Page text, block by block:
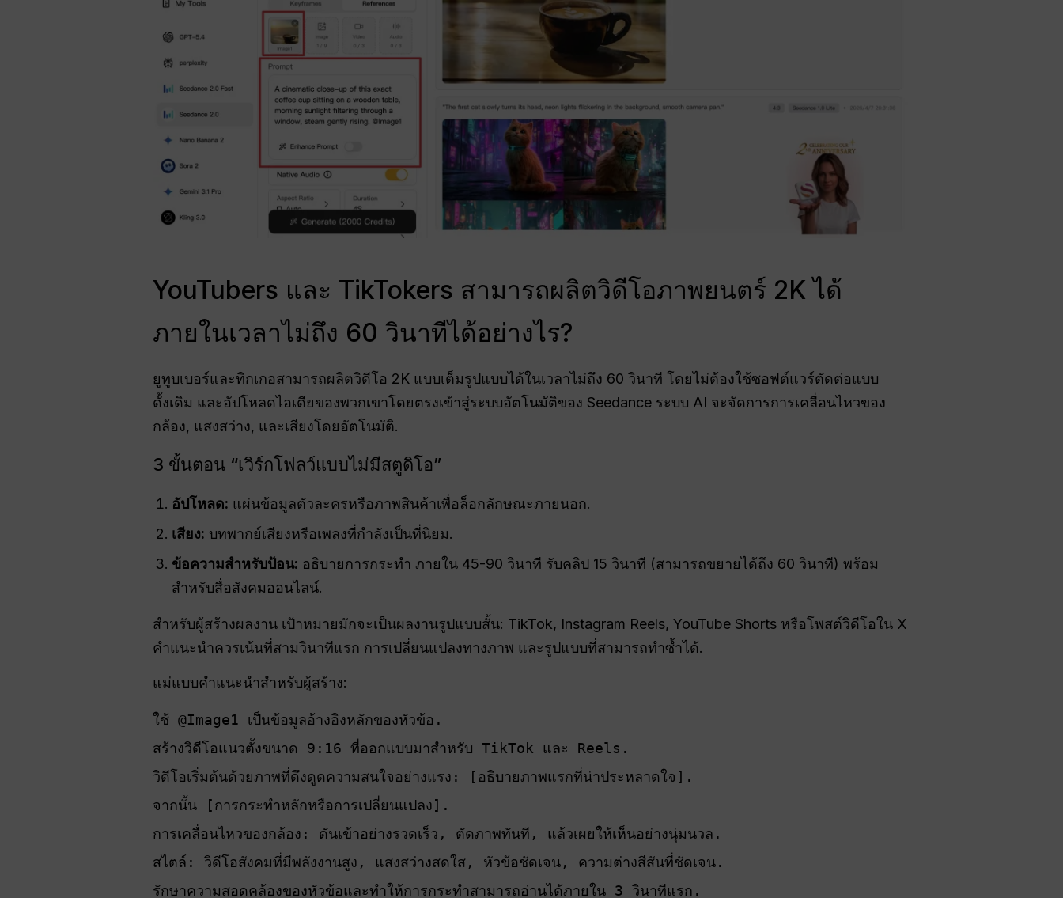
YouTubers และ TikTokers สามารถผลิตวิดีโอภาพยนตร์ 2K ได้
ภายในเวลาไม่ถึง 60 วินาทีได้อย่างไร?
ยูทูบเบอร์และทิกเกอสามารถผลิตวิดีโอ 2K แบบเต็มรูปแบบได้ในเวลาไม่ถึง 60 วินาที โดยไม่ต้องใช้ซอฟต์แวร์ตัดต่อแบบ
ดั้งเดิม และอัปโหลดไอเดียของพวกเขาโดยตรงเข้าสู่ระบบอัตโนมัติของ Seedance ระบบ AI จะจัดการการเคลื่อนไหวของ
กล้อง, แสงสว่าง, และเสียงโดยอัตโนมัติ.
3 ขั้นตอน “เวิร์กโฟลว์แบบไม่มีสตูดิโอ”
อัปโหลด: แผ่นข้อมูลตัวละครหรือภาพสินค้าเพื่อล็อกลักษณะภายนอก.
เสียง: บทพากย์เสียงหรือเพลงที่กำลังเป็นที่นิยม.
ข้อความสำหรับป้อน: อธิบายการกระทำ ภายใน 45-90 วินาที รับคลิป 15 วินาที (สามารถขยายได้ถึง 60 วินาที) พร้อม
สำหรับสื่อสังคมออนไลน์.
สำหรับผู้สร้างผลงาน เป้าหมายมักจะเป็นผลงานรูปแบบสั้น: TikTok, Instagram Reels, YouTube Shorts หรือโพสต์วิดีโอใน X
คำแนะนำควรเน้นที่สามวินาทีแรก การเปลี่ยนแปลงทางภาพ และรูปแบบที่สามารถทำซ้ำได้.
แม่แบบคำแนะนำสำหรับผู้สร้าง:
ใช้ @Image1 เป็นข้อมูลอ้างอิงหลักของหัวข้อ.
สร้างวิดีโอแนวตั้งขนาด 9:16 ที่ออกแบบมาสำหรับ TikTok และ Reels.
วิดีโอเริ่มต้นด้วยภาพที่ดึงดูดความสนใจอย่างแรง: [อธิบายภาพแรกที่น่าประหลาดใจ].
จากนั้น [การกระทำหลักหรือการเปลี่ยนแปลง].
การเคลื่อนไหวของกล้อง: ดันเข้าอย่างรวดเร็ว, ตัดภาพทันที, แล้วเผยให้เห็นอย่างนุ่มนวล.
สไตล์: วิดีโอสังคมที่มีพลังงานสูง, แสงสว่างสดใส, หัวข้อชัดเจน, ความต่างสีสันที่ชัดเจน.
รักษาความสอดคล้องของหัวข้อและทำให้การกระทำสามารถอ่านได้ภายใน 3 วินาทีแรก.